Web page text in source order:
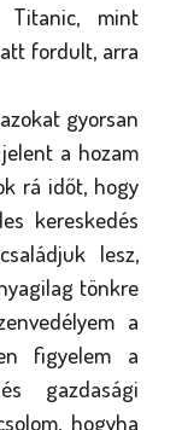
Titanic, mint
fordult, arra
gyorsan
a hozam
rá időt, hogy
kereskedés
lesz,
tönkre
a
figyelem a
gazdasági
hogyha